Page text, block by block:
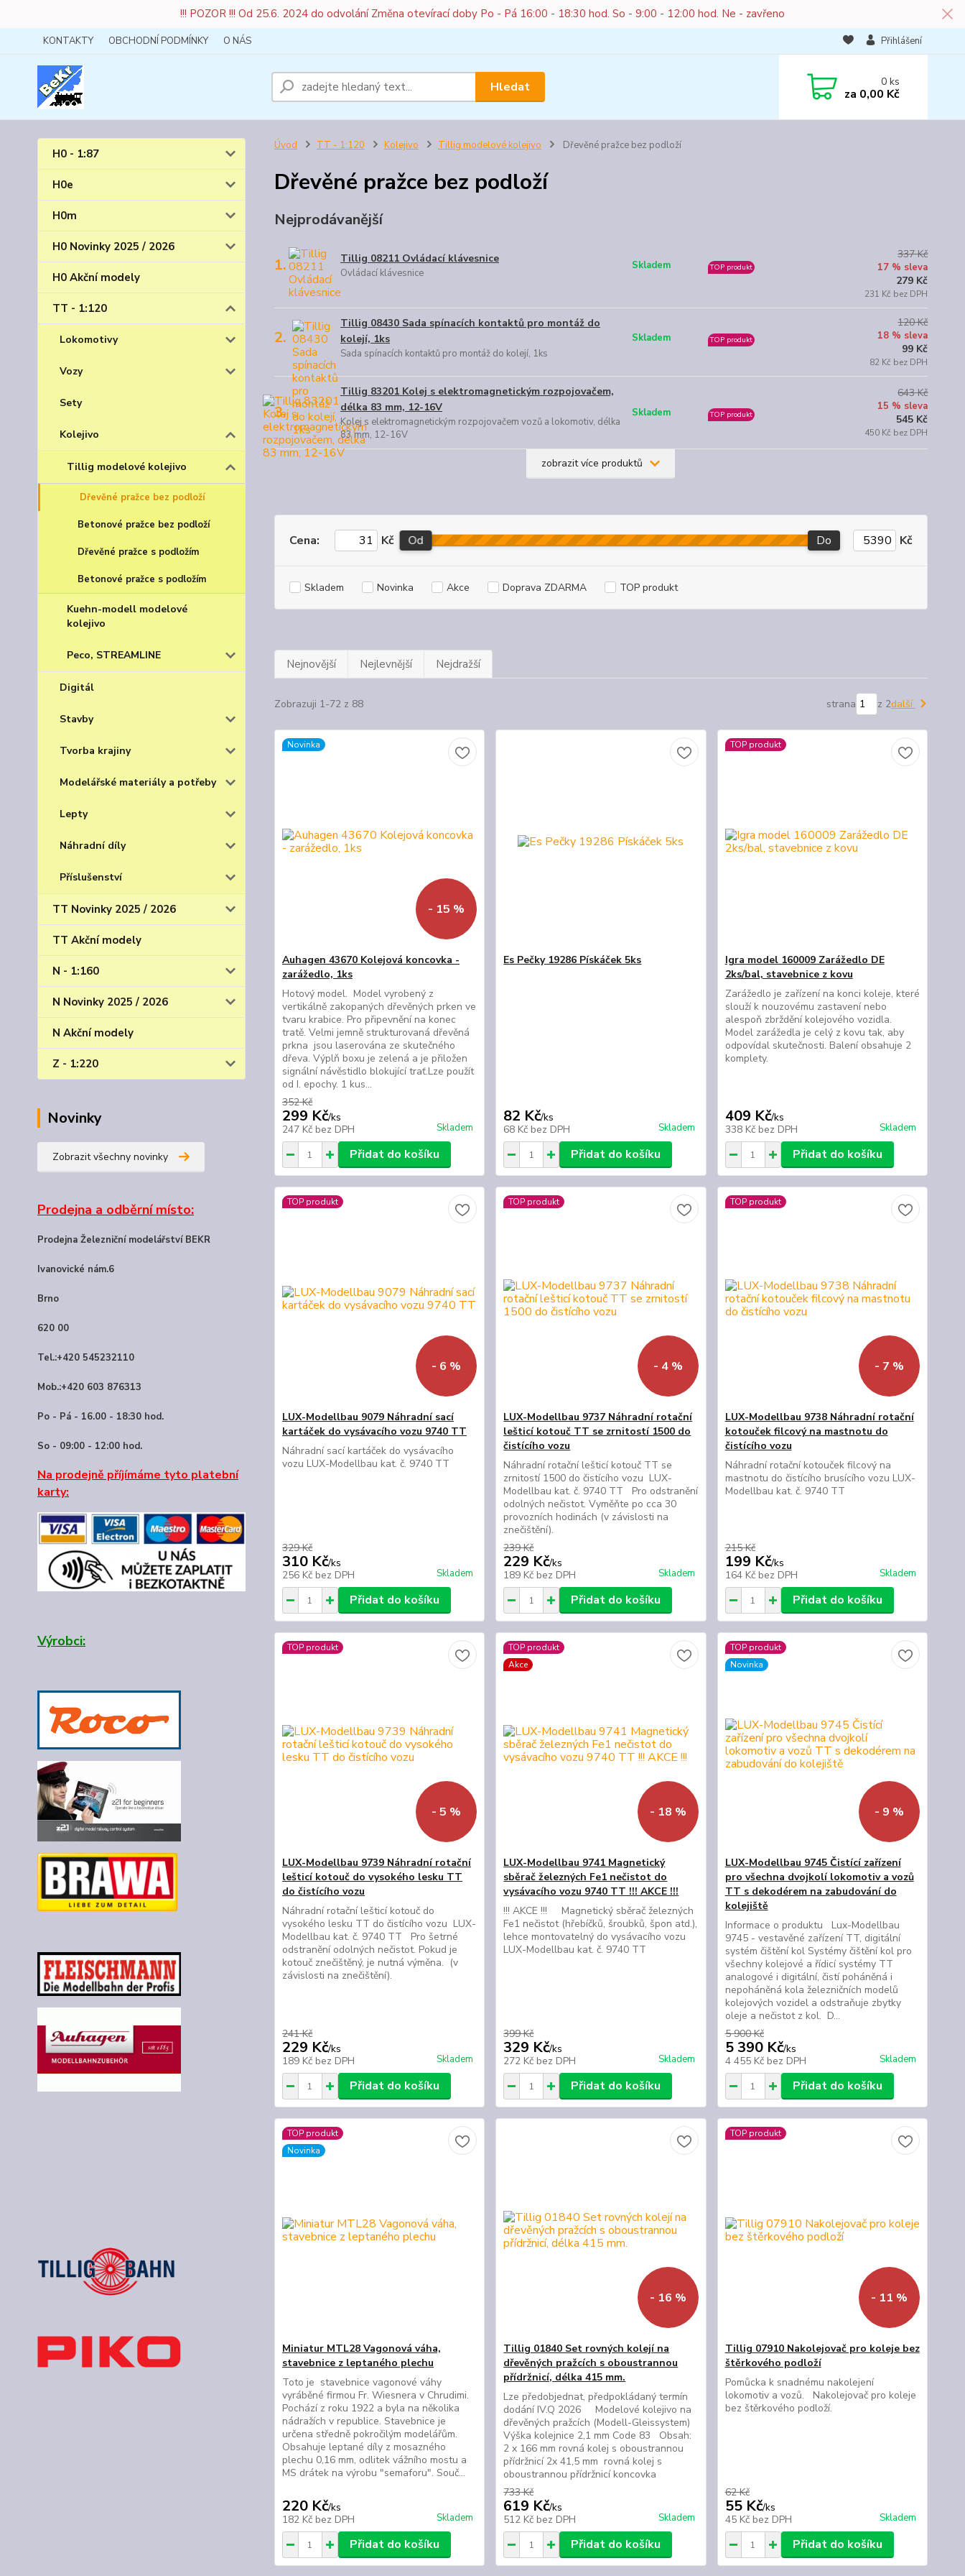
!!! POZOR !!! Od 25.6. 2024 do odvolání Změna otevírací doby Po - Pá 16:00 - 18:30 hod. So - 9:00 - 12:00 hod. Ne - zavřeno
KONTAKTY OBCHODNÍ PODMÍNKY O NÁS Přihlášení
Hledat 0ks
za 0,00 Kč
H0 - 1:87
H0e
H0m
H0 Novinky 2025 / 2026
H0 Akční modely
TT - 1:120
Lokomotivy
Vozy
Sety
Kolejivo
Tillig modelové kolejivo
Dřevěné pražce bez podloží
Betonové pražce bez podloží
Dřevěné pražce s podložím
Betonové pražce s podložím
Kuehn-modell modelové
kolejivo
Peco, STREAMLINE
Digitál
Stavby
Tvorba krajiny
Modelářské materiály a potřeby
Lepty
Náhradní díly
Příslušenství
TT Novinky 2025 / 2026
TT Akční modely
N - 1:160
N Novinky 2025 / 2026
N Akční modely
Z - 1:220
Novinky
Zobrazit všechny novinky
Prodejna a odběrní místo:
Prodejna Železniční modelářství BEKR
Ivanovické nám.6
Brno
620 00
Tel.:+420 545232110
Mob.:+420 603 876313
Po - Pá - 16.00 - 18:30 hod.
So - 09:00 - 12:00 hod.
Na prodejně příjímáme tyto platební
karty:
Výrobci:
Úvod TT - 1:120 Kolejivo Tillig modelové kolejivo Dřevěné pražce bez podloží
Dřevěné pražce bez podloží
Nejprodávanější
1. Tillig 08211 Ovládací klávesnice
Ovládací klávesnice
Skladem TOP produkt
337 Kč
17 % sleva
279 Kč
231 Kč bez DPH
2.
Tillig 08430 Sada spínacích kontaktů pro montáž do
kolejí, 1ks
Sada spínacích kontaktů pro montáž do kolejí, 1ks
Skladem TOP produkt
120 Kč
18 % sleva
99 Kč
82 Kč bez DPH
3.
Tillig 83201 Kolej s elektromagnetickým rozpojovačem,
délka 83 mm, 12-16V
Kolej s elektromagnetickým rozpojovačem vozů a lokomotiv, délka
83 mm, 12-16V
Skladem TOP produkt
643 Kč
15 % sleva
545 Kč
450 Kč bez DPH
zobrazit více produktů
Cena: Kč Od Do Kč
Skladem Novinka Akce Doprava ZDARMA TOP produkt
Nejnovější Nejlevnější Nejdražší
Zobrazuji 1-72 z 88 strana z 2další
Novinka
- 15 %
Auhagen 43670 Kolejová koncovka -
zarážedlo, 1ks
Hotový model. Model vyrobený z
vertikálně zakopaných dřevěných prken ve
tvaru krabice. Pro připevnění na konec
tratě. Velmi jemně strukturovaná dřevěná
prkna jsou laserována ze skutečného
dřeva. Výplň boxu je zelená a je přiložen
signální návěstidlo blokující trať.Lze použít
od I. epochy. 1 kus...
352 Kč
299 Kč/ks
247 Kč bez DPH Skladem
Přidat do košíku
Es Pečky 19286 Pískáček 5ks
82 Kč/ks
68 Kč bez DPH Skladem
Přidat do košíku
TOP produkt
Igra model 160009 Zarážedlo DE
2ks/bal, stavebnice z kovu
Zarážedlo je zařízení na konci koleje, které
slouží k nouzovému zastavení nebo
alespoň zbrždění kolejového vozidla.
Model zarážedla je celý z kovu tak, aby
odpovídal skutečnosti. Balení obsahuje 2
komplety.
409 Kč/ks
338 Kč bez DPH Skladem
Přidat do košíku
TOP produkt
- 6 %
LUX-Modellbau 9079 Náhradní sací
kartáček do vysávacího vozu 9740 TT
Náhradní sací kartáček do vysávacího
vozu LUX-Modellbau kat. č. 9740 TT
329 Kč
310 Kč/ks
256 Kč bez DPH Skladem
Přidat do košíku
TOP produkt
- 4 %
LUX-Modellbau 9737 Náhradní rotační
lešticí kotouč TT se zrnitostí 1500 do
čistícího vozu
Náhradní rotační lešticí kotouč TT se
zrnitostí 1500 do čistícího vozu LUX-
Modellbau kat. č. 9740 TT Pro odstranění
odolných nečistot. Vyměňte po cca 30
provozních hodinách (v závislosti na
znečištění).
239 Kč
229 Kč/ks
189 Kč bez DPH Skladem
Přidat do košíku
TOP produkt
- 7 %
LUX-Modellbau 9738 Náhradní rotační
kotouček filcový na mastnotu do
čistícího vozu
Náhradní rotační kotouček filcový na
mastnotu do čistícího brusícího vozu LUX-
Modellbau kat. č. 9740 TT
215 Kč
199 Kč/ks
164 Kč bez DPH Skladem
Přidat do košíku
TOP produkt
- 5 %
LUX-Modellbau 9739 Náhradní rotační
lešticí kotouč do vysokého lesku TT
do čistícího vozu
Náhradní rotační lešticí kotouč do
vysokého lesku TT do čistícího vozu LUX-
Modellbau kat. č. 9740 TT Pro šetrné
odstranění odolných nečistot. Pokud je
kotouč znečištěný, je nutná výměna. (v
závislosti na znečištění).
241 Kč
229 Kč/ks
189 Kč bez DPH Skladem
Přidat do košíku
TOP produkt
Akce
- 18 %
LUX-Modellbau 9741 Magnetický
sběrač železných Fe1 nečistot do
vysávacího vozu 9740 TT !!! AKCE !!!
!!! AKCE !!! Magnetický sběrač železných
Fe1 nečistot (hřebíčků, šroubků, špon atd.),
lehce montovatelný do vysávacího vozu
LUX-Modellbau kat. č. 9740 TT
399 Kč
329 Kč/ks
272 Kč bez DPH Skladem
Přidat do košíku
TOP produkt
Novinka
- 9 %
LUX-Modellbau 9745 Čistící zařízení
pro všechna dvojkolí lokomotiv a vozů
TT s dekodérem na zabudování do
kolejiště
Informace o produktu Lux-Modellbau
9745 - vestavěné zařízení TT, digitální
systém čištění kol Systémy čištění kol pro
všechny kolejové a řídicí systémy TT
analogové i digitální, čistí poháněná i
nepoháněná kola železničních modelů
kolejových vozidel a odstraňuje zbytky
oleje a nečistot z kol. D...
5 900 Kč
5 390 Kč/ks
4 455 Kč bez DPH Skladem
Přidat do košíku
TOP produkt
Novinka
Miniatur MTL28 Vagonová váha,
stavebnice z leptaného plechu
Toto je stavebnice vagonové váhy
vyráběné firmou Fr. Wiesnera v Chrudimi.
Pochází z roku 1922 a byla na několika
nádražích v republice. Stavebnice je
určena středně pokročilým modelářům.
Obsahuje leptané díly z mosazného
plechu 0,16 mm, odlitek vážního mostu a
MS drátek na výrobu "semaforu". Souč...
220 Kč/ks
182 Kč bez DPH Skladem
Přidat do košíku
- 16 %
Tillig 01840 Set rovných kolejí na
dřevěných pražcích s oboustrannou
přídržnicí, délka 415 mm.
Lze předobjednat, předpokládaný termín
dodání IV.Q 2026 Modelové kolejivo na
dřevěných pražcích (Modell-Gleissystem)
Výška kolejnice 2,1 mm Code 83 Obsah:
2 x 166 mm rovná kolej s oboustrannou
přídržnicí 2x 41,5 mm rovná kolej s
oboustrannou přídržnicí koncovka
733 Kč
619 Kč/ks
512 Kč bez DPH Skladem
Přidat do košíku
TOP produkt
- 11 %
Tillig 07910 Nakolejovač pro koleje bez
štěrkového podloží
Pomůcka k snadnému nakolejení
lokomotiv a vozů. Nakolejovač pro koleje
bez štěrkového podloží.
62 Kč
55 Kč/ks
45 Kč bez DPH Skladem
Přidat do košíku